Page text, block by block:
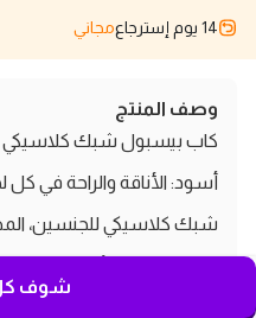
14 يوم إسترجاع مجاني
وصف المنتج
كاب بيسبول شبك كلاسيكي
أسود: الأناقة والراحة في
شبك كلاسيكي للجنسين،
شوف كل